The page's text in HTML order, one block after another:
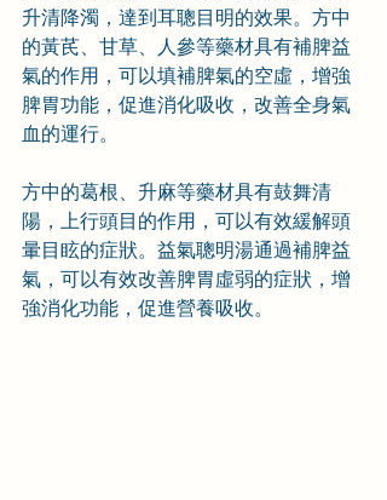
升清降濁，達到耳聰目明的效果。方中
的黃芪、甘草、人參等藥材具有補脾益
氣的作用，可以填補脾氣的空虛，增強
脾胃功能，促進消化吸收，改善全身氣
血的運行。
方中的葛根、升麻等藥材具有鼓舞清
陽，上行頭目的作用，可以有效緩解頭
暈目眩的症狀。益氣聰明湯通過補脾益
氣，可以有效改善脾胃虛弱的症狀，增
強消化功能，促進營養吸收。